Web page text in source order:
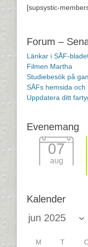
[supsystic-
Forum –
Länkar i SÅF-
Filmen Martha
Studiebesök på
SÅFs hemsida
Uppdatera ditt
Evenemang
07
aug
Kalender
M T